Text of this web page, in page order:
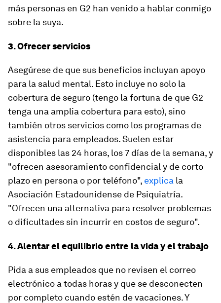
más personas en G2 han venido a hablar conmigo
sobre la suya.
3. Ofrecer servicios
Asegúrese de que sus beneficios incluyan apoyo
para la salud mental. Esto incluye no solo la
cobertura de seguro (tengo la fortuna de que G2
tenga una amplia cobertura para esto), sino
también otros servicios como los programas de
asistencia para empleados. Suelen estar
disponibles las 24 horas, los 7 días de la semana, y
"ofrecen asesoramiento confidencial y de corto
plazo en persona o por teléfono", explica la
Asociación Estadounidense de Psiquiatría.
"Ofrecen una alternativa para resolver problemas
o dificultades sin incurrir en costos de seguro".
4. Alentar el equilibrio entre la vida y el trabajo
Pida a sus empleados que no revisen el correo
electrónico a todas horas y que se desconecten
por completo cuando estén de vacaciones. Y